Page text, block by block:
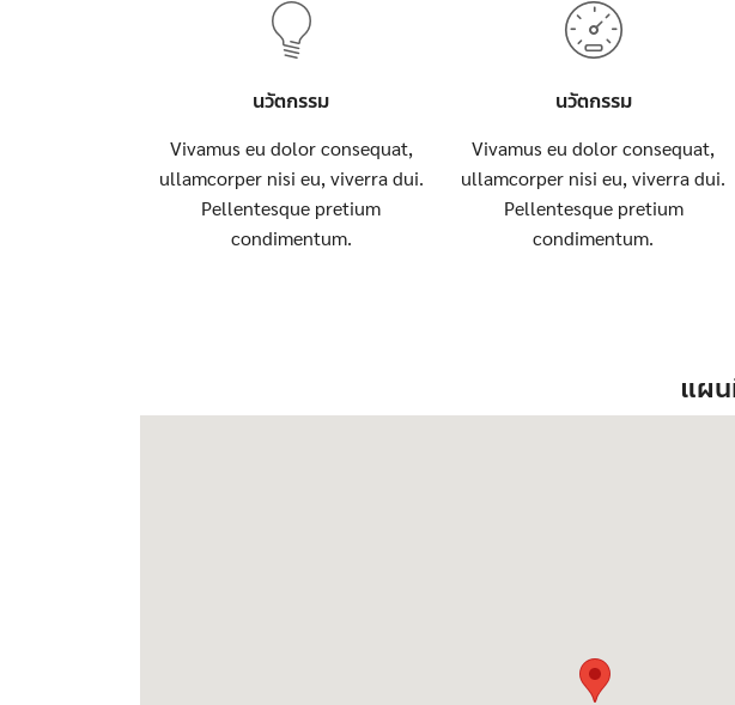
Search
นวัตกรรม
Vivamus eu dolor consequat,
ullamcorper nisi eu, viverra dui.
Pellentesque pretium
condimentum.
นวัตกรรม
Vivamus eu dolor consequat,
ullamcorper nisi eu, viverra dui.
Pellentesque pretium
condimentum.
แผ